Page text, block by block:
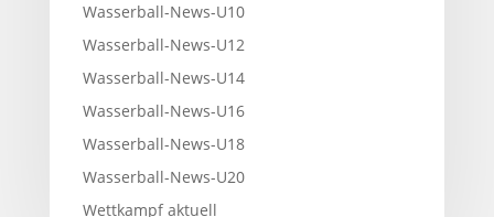
Wasserball-News-U10
Wasserball-News-U12
Wasserball-News-U14
Wasserball-News-U16
Wasserball-News-U18
Wasserball-News-U20
Wettkampf aktuell